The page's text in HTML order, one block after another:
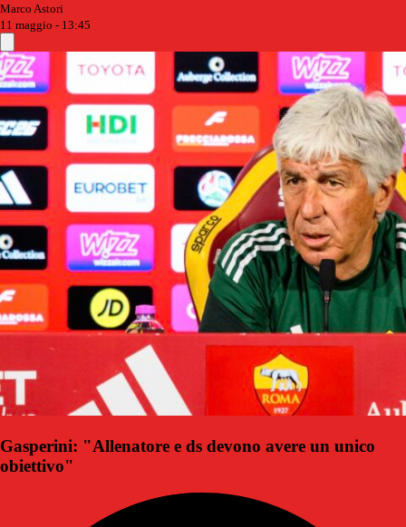
Marco Astori
11 maggio - 13:45
Gasperini: "Allenatore e ds devono avere un unico
obiettivo"